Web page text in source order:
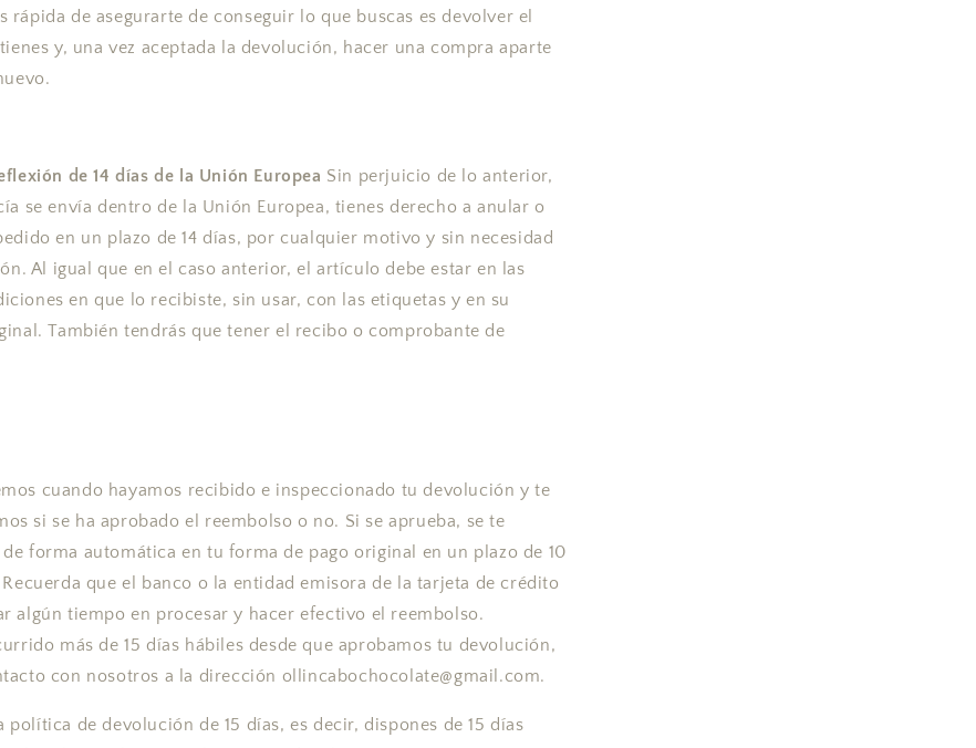
rápida de asegurarte de conseguir lo que buscas es devolver el
y, una vez aceptada la devolución, hacer una compra aparte
de 14 días de la Unión Europea Sin perjuicio de lo anterior,
se envía dentro de la Unión Europea, tienes derecho a anular o
en un plazo de 14 días, por cualquier motivo y sin necesidad
Al igual que en el caso anterior, el artículo debe estar en las
en que lo recibiste, sin usar, con las etiquetas y en su
También tendrás que tener el recibo o comprobante de
cuando hayamos recibido e inspeccionado tu devolución y te
si se ha aprobado el reembolso o no. Si se aprueba, se te
forma automática en tu forma de pago original en un plazo de 10
que el banco o la entidad emisora de la tarjeta de crédito
algún tiempo en procesar y hacer efectivo el reembolso.
más de 15 días hábiles desde que aprobamos tu devolución,
con nosotros a la dirección ollincabochocolate@gmail.com.
política de devolución de 15 días, es decir, dispones de 15 días